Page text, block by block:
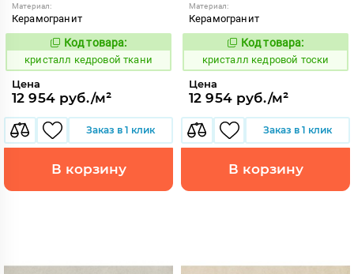
Материал:
Керамогранит
817355
Код товара:
кристалл кедровой ткани
Цена
12 954 руб./м²
Заказ в 1 клик
В корзину
Материал:
Керамогранит
817356
Код товара:
кристалл кедровой тоски
Цена
12 954 руб./м²
Заказ в 1 клик
В корзину